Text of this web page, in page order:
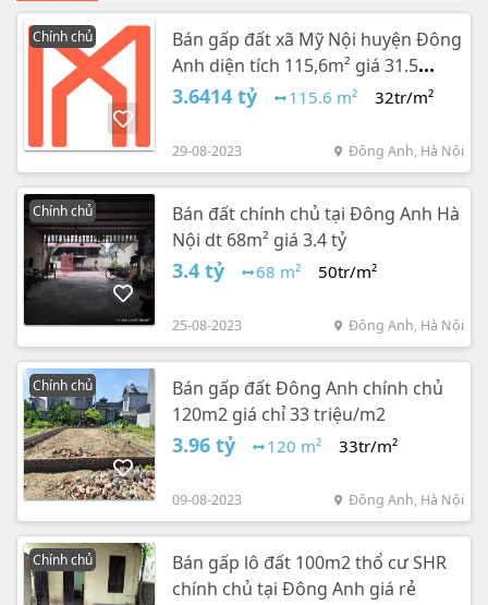
Chính chủ
Bán gấp đất xã Mỹ Nội huyện Đông
Anh diện tích 115,6m² giá 31.5
triệu/m²
3.6414 tỷ 115.6 m² 32tr/m²
29-08-2023 Đông Anh, Hà Nội
Chính chủ
Bán đất chính chủ tại Đông Anh Hà
Nội dt 68m² giá 3.4 tỷ
3.4 tỷ 68 m² 50tr/m²
25-08-2023 Đông Anh, Hà Nội
Chính chủ
Bán gấp đất Đông Anh chính chủ
120m2 giá chỉ 33 triệu/m2
3.96 tỷ 120 m² 33tr/m²
09-08-2023 Đông Anh, Hà Nội
Chính chủ
Bán gấp lô đất 100m2 thổ cư SHR
chính chủ tại Đông Anh giá rẻ